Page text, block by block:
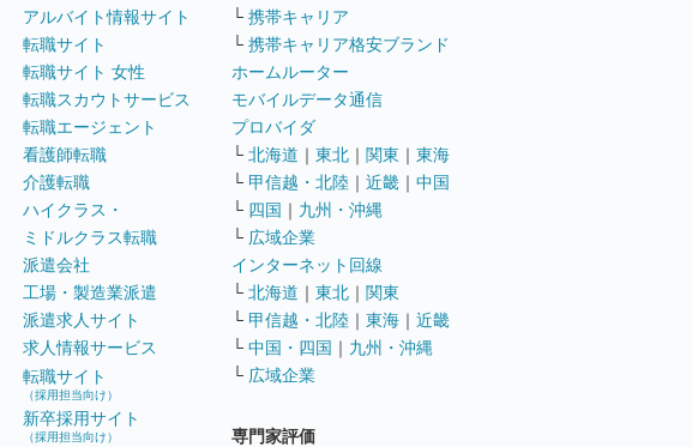
アルバイト情報サイト
転職サイト
転職サイト 女性
転職スカウトサービス
転職エージェント
看護師転職
介護転職
ハイクラス・
ミドルクラス転職
派遣会社
工場・製造業派遣
派遣求人サイト
求人情報サービス
転職サイト
（採用担当向け）
新卒採用サイト
（採用担当向け）
└ 携帯キャリア
└ 携帯キャリア格安ブランド
ホームルーター
モバイルデータ通信
プロバイダ
└ 北海道 ｜ 東北 ｜ 関東 ｜ 東海
└ 甲信越・北陸 ｜ 近畿 ｜ 中国
└ 四国 ｜ 九州・沖縄
└ 広域企業
インターネット回線
└ 北海道 ｜ 東北 ｜ 関東
└ 甲信越・北陸 ｜ 東海 ｜ 近畿
└ 中国・四国 ｜ 九州・沖縄
└ 広域企業
専門家評価